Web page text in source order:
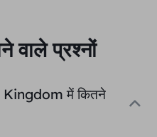
वाले प्रश्नों
Kingdom में कितने